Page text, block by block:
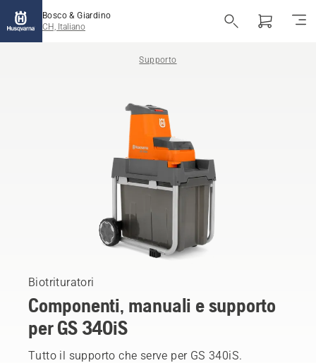
Bosco & Giardino
CH, Italiano
Supporto
Biotrituratori
Componenti, manuali e supporto
per GS 340iS
Tutto il supporto che serve per GS 340iS.